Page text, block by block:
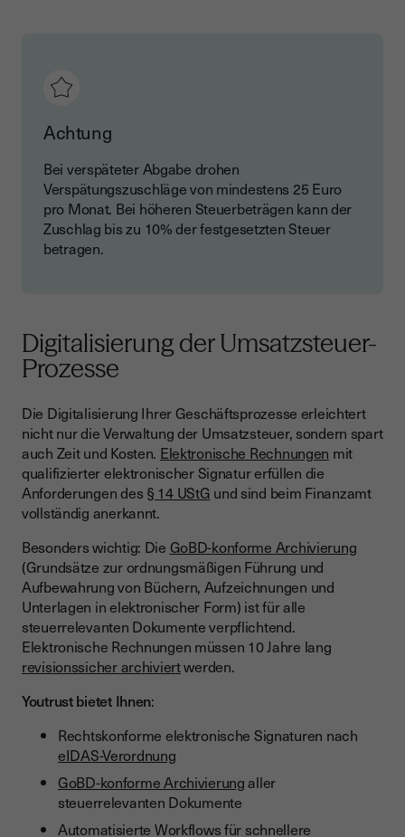
Achtung
Bei verspäteter Abgabe drohen
Verspätungszuschläge von mindestens 25 Euro
pro Monat. Bei höheren Steuerbeträgen kann der
Zuschlag bis zu 10% der festgesetzten Steuer
betragen.
Digitalisierung der Umsatzsteuer-
Prozesse
Die Digitalisierung Ihrer Geschäftsprozesse erleichtert
nicht nur die Verwaltung der Umsatzsteuer, sondern spart
auch Zeit und Kosten. Elektronische Rechnungen mit
qualifizierter elektronischer Signatur erfüllen die
Anforderungen des § 14 UStG und sind beim Finanzamt
vollständig anerkannt.
Besonders wichtig: Die GoBD-konforme Archivierung
(Grundsätze zur ordnungsmäßigen Führung und
Aufbewahrung von Büchern, Aufzeichnungen und
Unterlagen in elektronischer Form) ist für alle
steuerrelevanten Dokumente verpflichtend.
Elektronische Rechnungen müssen 10 Jahre lang
revisionssicher archiviertwerden.
Youtrust bietet Ihnen:
Rechtskonforme elektronische Signaturen nach
eIDAS-Verordnung
GoBD-konforme Archivierungaller
steuerrelevanten Dokumente
Automatisierte Workflows für schnellere